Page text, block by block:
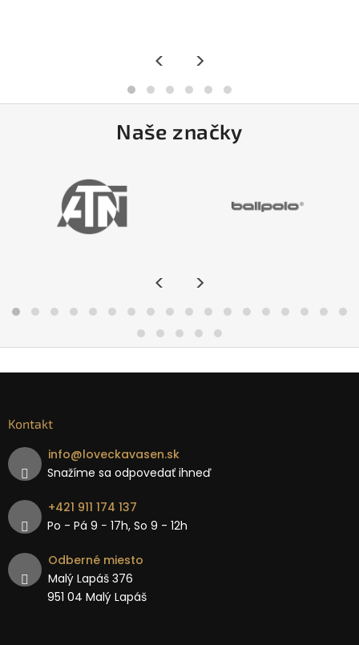
< >
Naše značky
< >
Kontakt
info@loveckavasen.sk
Snažíme sa odpovedať ihneď
+421 911 174 137
Po - Pá 9 − 17h, So 9 - 12h
Odberné miesto
Malý Lapáš 376
951 04 Malý Lapáš